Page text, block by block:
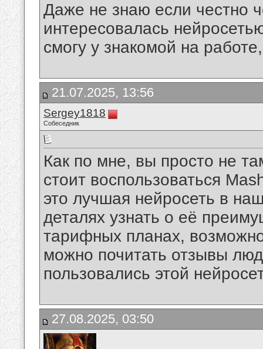
Даже не знаю если честно
интересовалась
смогу у знакомой на
21.07.2025, 13:56
Sergey1818
Собеседник
Как по мне, вы просто не
стоит воспользоваться
это лучшая нейросеть в
деталях узнать о её
тарифных планах,
можно почитать отзывы
пользовались этой
27.08.2025, 03:50